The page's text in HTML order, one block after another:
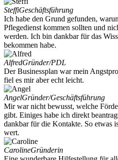
SteffiGeschäftsführung
Ich habe den Grund gefunden,
Pflegedienst kommen sollten und
werden. Ich bin dankbar für das
bekommen habe.
AlfredGründer/PDL
Der Businessplan war mein
fiel es mir aber echt leicht.
AngelGründer/Geschäftsführung
Mir war nicht bewusst, welche
gibt. Einiges habe ich direkt
dankbar für die Kontakte. So etwas
wert.
CarolineGründerin